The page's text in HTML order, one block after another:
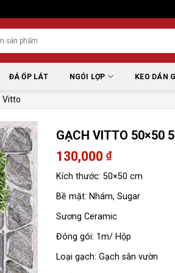
ĐÁ ỐP LÁT NGÓI LỢP KEO DÁN
Vitto
GẠCH VITTO 50×50
130,000₫
Kích thước: 50×50 cm
Bề mặt: Nhám, Sugar
Sương Ceramic
Đóng gói: 1m/ Hộp
Loại gạch: Gạch sân vườn